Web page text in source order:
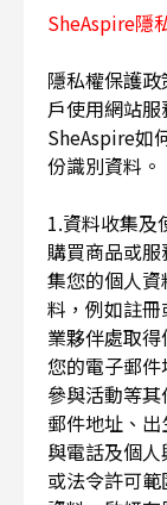
SheAspire隱
隱私權保護
戶使用網站
SheAspire如
份識別資料。
1.資料收集及
購買商品或
集您的個人
料，例如註
業夥伴處取
您的電子郵
參與活動等
郵件地址、
與電話及個
或法令許可